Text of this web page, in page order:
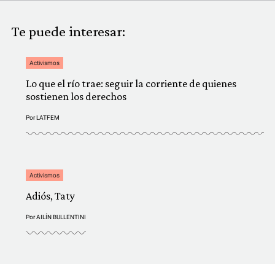
Te puede interesar:
Activismos
Lo que el río trae: seguir la corriente de quienes
sostienen los derechos
PorLATFEM
Activismos
Adiós, Taty
PorAILÍN BULLENTINI